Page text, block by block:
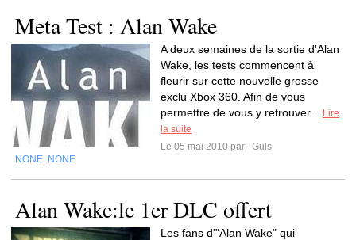
Meta Test : Alan Wake
A deux semaines de la sortie d'Alan
Wake, les tests commencent à
fleurir sur cette nouvelle grosse
exclu Xbox 360. Afin de vous
permettre de vous y retrouver...
Lire
la suite
Le 05 mai 2010 par
Guls
NONE NONE
Alan Wake:le 1er DLC offert
Les fans d'"Alan Wake" qui